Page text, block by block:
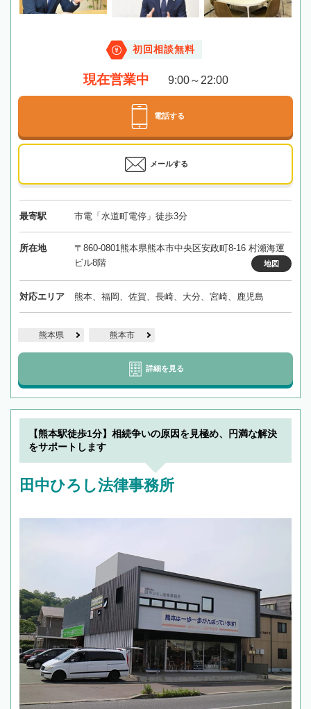
初回相談無料
現在営業中 9:00～22:00
電話する
メールする
最寄駅 市電「水道町電停」徒歩3分
所在地
〒860-0801熊本県熊本市中央区安政町8-16 村瀬海運
ビル8階
地図
対応エリア 熊本、福岡、佐賀、長崎、大分、宮崎、鹿児島
熊本県 熊本市
詳細を見る
【熊本駅徒歩1分】相続争いの原因を見極め、円満な解決
をサポートします
田中ひろし法律事務所